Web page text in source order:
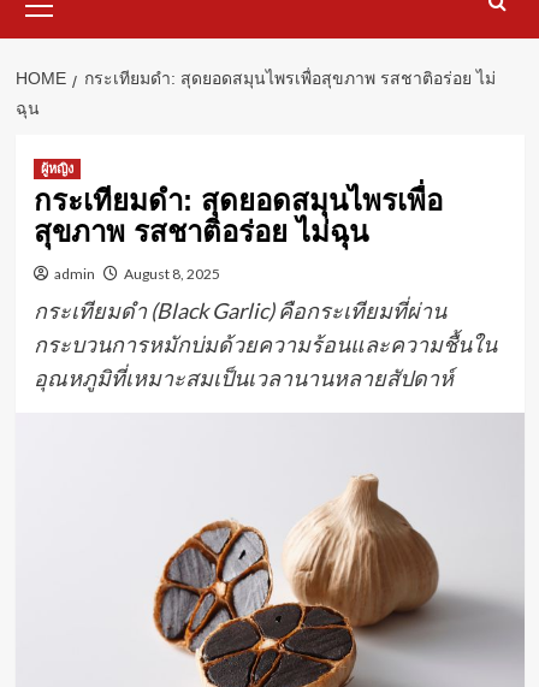
Menu
HOME
กระเทียมดำ: สุดยอดสมุนไพรเพื่อสุขภาพ รสชาติอร่อย ไม่
ฉุน
ผู้หญิง
กระเทียมดำ: สุดยอดสมุนไพรเพื่อ
สุขภาพ รสชาติอร่อย ไม่ฉุน
admin August 8, 2025
กระเทียมดำ (Black Garlic) คือกระเทียมที่ผ่าน
กระบวนการหมักบ่มด้วยความร้อนและความชื้นใน
อุณหภูมิที่เหมาะสมเป็นเวลานานหลายสัปดาห์